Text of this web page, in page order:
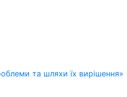
та шляхи їх вирішення»